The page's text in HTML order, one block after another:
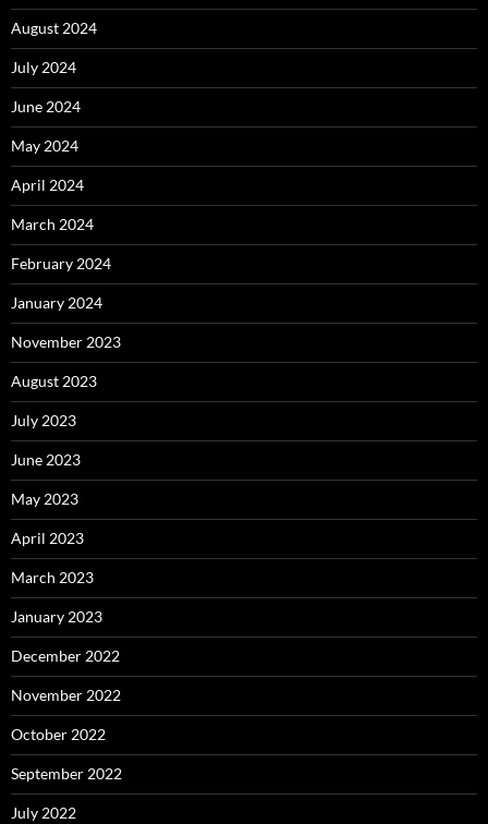
August 2024
July 2024
June 2024
May 2024
April 2024
March 2024
February 2024
January 2024
November 2023
August 2023
July 2023
June 2023
May 2023
April 2023
March 2023
January 2023
December 2022
November 2022
October 2022
September 2022
July 2022